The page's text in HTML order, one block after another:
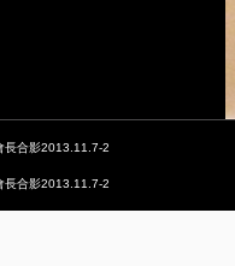
長合影2013.11.7-2
長合影2013.11.7-2